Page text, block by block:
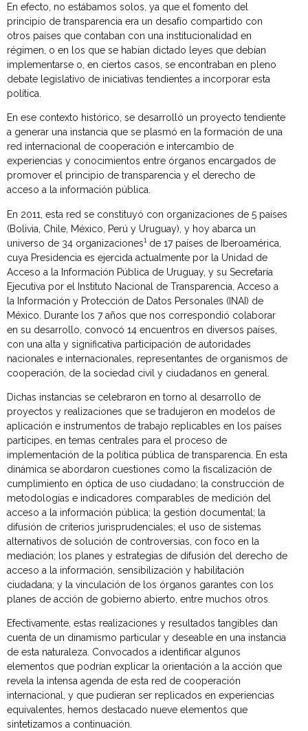
En efecto, no estábamos solos, ya que el fomento del
principio de transparencia era un desafío compartido con
otros países que contaban con una institucionalidad en
régimen, o en los que se habían dictado leyes que debían
implementarse o, en ciertos casos, se encontraban en pleno
debate legislativo de iniciativas tendientes a incorporar esta
política.
En ese contexto histórico, se desarrolló un proyecto tendiente
a generar una instancia que se plasmó en la formación de una
red internacional de cooperación e intercambio de
experiencias y conocimientos entre órganos encargados de
promover el principio de transparencia y el derecho de
acceso a la información pública.
En 2011, esta red se constituyó con organizaciones de 5 países
(Bolivia, Chile, México, Perú y Uruguay), y hoy abarca un
universo de 34 organizaciones1de 17 países de Iberoamérica,
cuya Presidencia es ejercida actualmente por la Unidad de
Acceso a la Información Pública de Uruguay, y su Secretaría
Ejecutiva por el Instituto Nacional de Transparencia, Acceso a
la Información y Protección de Datos Personales (INAI) de
México. Durante los 7 años que nos correspondió colaborar
en su desarrollo, convocó 14 encuentros en diversos países,
con una alta y significativa participación de autoridades
nacionales e internacionales, representantes de organismos de
cooperación, de la sociedad civil y ciudadanos en general.
Dichas instancias se celebraron en torno al desarrollo de
proyectos y realizaciones que se tradujeron en modelos de
aplicación e instrumentos de trabajo replicables en los países
partícipes, en temas centrales para el proceso de
implementación de la política pública de transparencia. En esta
dinámica se abordaron cuestiones como la fiscalización de
cumplimiento en óptica de uso ciudadano; la construcción de
metodologías e indicadores comparables de medición del
acceso a la información pública; la gestión documental; la
difusión de criterios jurisprudenciales; el uso de sistemas
alternativos de solución de controversias, con foco en la
mediación; los planes y estrategias de difusión del derecho de
acceso a la información, sensibilización y habilitación
ciudadana; y la vinculación de los órganos garantes con los
planes de acción de gobierno abierto, entre muchos otros.
Efectivamente, estas realizaciones y resultados tangibles dan
cuenta de un dinamismo particular y deseable en una instancia
de esta naturaleza. Convocados a identificar algunos
elementos que podrían explicar la orientación a la acción que
revela la intensa agenda de esta red de cooperación
internacional, y que pudieran ser replicados en experiencias
equivalentes, hemos destacado nueve elementos que
sintetizamos a continuación.